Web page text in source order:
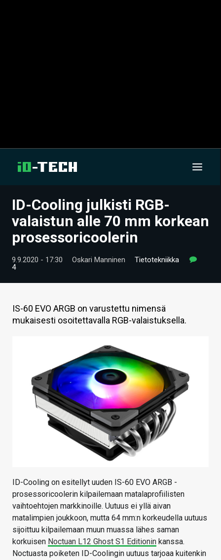
UUTISET
ARTIKKELIT
VIDEOT
HINTA.FI
HAKU
ID-Cooling julkisti RGB-
valaistun alle 70 mm korkean
prosessoricoolerin
9.9.2020 - 17:30 Oskari Manninen
Tietotekniikka
4
IS-60 EVO ARGB on varustettu nimensä
mukaisesti osoitettavalla RGB-valaistuksella.
ID-Cooling on esitellyt uuden IS-60 EVO ARGB -
prosessoricoolerin kilpailemaan matalaprofiilisten
vaihtoehtojen markkinoille. Uutuus ei yllä aivan
matalimpien joukkoon, mutta 64 mm:n korkeudella uutuus
sijoittuu kilpailemaan muun muassa lähes saman
korkuisen Noctuan L12 Ghost S1 Editionin kanssa.
Noctuasta poiketen ID-Coolingin uutuus tarjoaa kuitenkin